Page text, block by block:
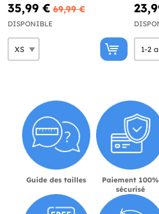
35,99 € 69,99 €
DISPONIBLE
Guide des tailles
Paiement 100%
sécurisé